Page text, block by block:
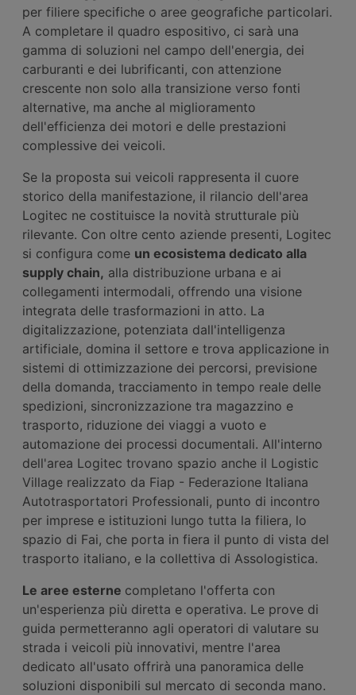
per filiere specifiche o aree geografiche particolari.
A completare il quadro espositivo, ci sarà una
gamma di soluzioni nel campo dell'energia, dei
carburanti e dei lubrificanti, con attenzione
crescente non solo alla transizione verso fonti
alternative, ma anche al miglioramento
dell'efficienza dei motori e delle prestazioni
complessive dei veicoli.
Se la proposta sui veicoli rappresenta il cuore
storico della manifestazione, il rilancio dell'area
Logitec ne costituisce la novità strutturale più
rilevante. Con oltre cento aziende presenti, Logitec
si configura come un ecosistema dedicato alla
supply chain, alla distribuzione urbana e ai
collegamenti intermodali, offrendo una visione
integrata delle trasformazioni in atto. La
digitalizzazione, potenziata dall'intelligenza
artificiale, domina il settore e trova applicazione in
sistemi di ottimizzazione dei percorsi, previsione
della domanda, tracciamento in tempo reale delle
spedizioni, sincronizzazione tra magazzino e
trasporto, riduzione dei viaggi a vuoto e
automazione dei processi documentali. All'interno
dell'area Logitec trovano spazio anche il Logistic
Village realizzato da Fiap - Federazione Italiana
Autotrasportatori Professionali, punto di incontro
per imprese e istituzioni lungo tutta la filiera, lo
spazio di Fai, che porta in fiera il punto di vista del
trasporto italiano, e la collettiva di Assologistica.
Le aree esterne completano l'offerta con
un'esperienza più diretta e operativa. Le prove di
guida permetteranno agli operatori di valutare su
strada i veicoli più innovativi, mentre l'area
dedicato all'usato offrirà una panoramica delle
soluzioni disponibili sul mercato di seconda mano.